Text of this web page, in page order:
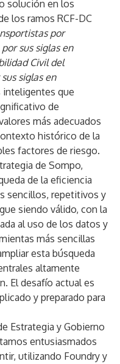
solución en los
los ramos RCF-DC
por
sus siglas en
Civil del
siglas en
inteligentes que
de
más adecuados
histórico de la
factores de riesgo.
de Sompo,
de la eficiencia
sencillos, repetitivos y
siendo válido, con la
al uso de los datos y
más sencillas
esta búsqueda
altamente
El desafío actual es
y preparado para
Estrategia y Gobierno
entusiasmados
utilizando Foundry y